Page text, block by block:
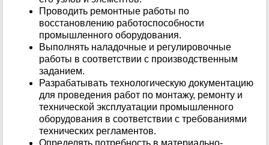
Проводить ремонтные работы по
восстановлению работоспособности
промышленного оборудования.
Выполнять наладочные и регулировочные
работы в соответствии с производственным
заданием.
Разрабатывать технологическую документацию
для проведения работ по монтажу, ремонту и
технической эксплуатации промышленного
оборудования в соответствии с требованиями
технических регламентов.
Определять потребность в материально-